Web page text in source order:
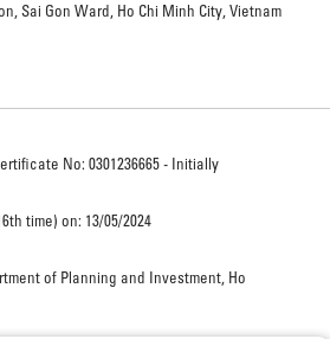
Sai Gon Ward, Ho Chi Minh City, Vietnam
No: 0301236665 - Initially
time) on: 13/05/2024
of Planning and Investment, Ho